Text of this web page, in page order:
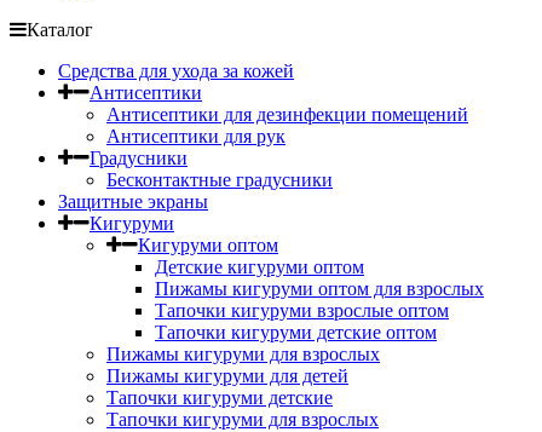
Каталог
Средства для ухода за кожей
Антисептики
Антисептики для дезинфекции помещений
Антисептики для рук
Градусники
Бесконтактные градусники
Защитные экраны
Кигуруми
Кигуруми оптом
Детские кигуруми оптом
Пижамы кигуруми оптом для взрослых
Тапочки кигуруми взрослые оптом
Тапочки кигуруми детские оптом
Пижамы кигуруми для взрослых
Пижамы кигуруми для детей
Тапочки кигуруми детские
Тапочки кигуруми для взрослых